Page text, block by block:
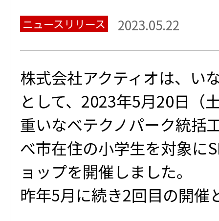
ニュースリリース 2023.05.22
株式会社アクティオは、い
として、2023年5月20日（
重いなべテクノパーク統括
べ市在住の小学生を対象に
ョップを開催しました。
昨年5月に続き2回目の開催